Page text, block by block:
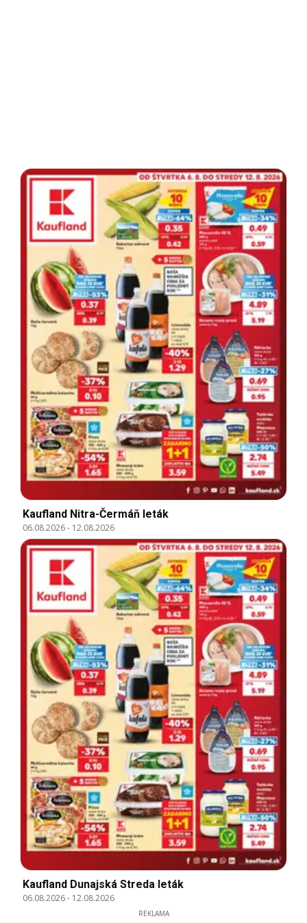
Kaufland Nitra-Čermáň leták
06.08.2026- 12.08.2026
Kaufland Dunajská Streda leták
06.08.2026- 12.08.2026
REKLAMA